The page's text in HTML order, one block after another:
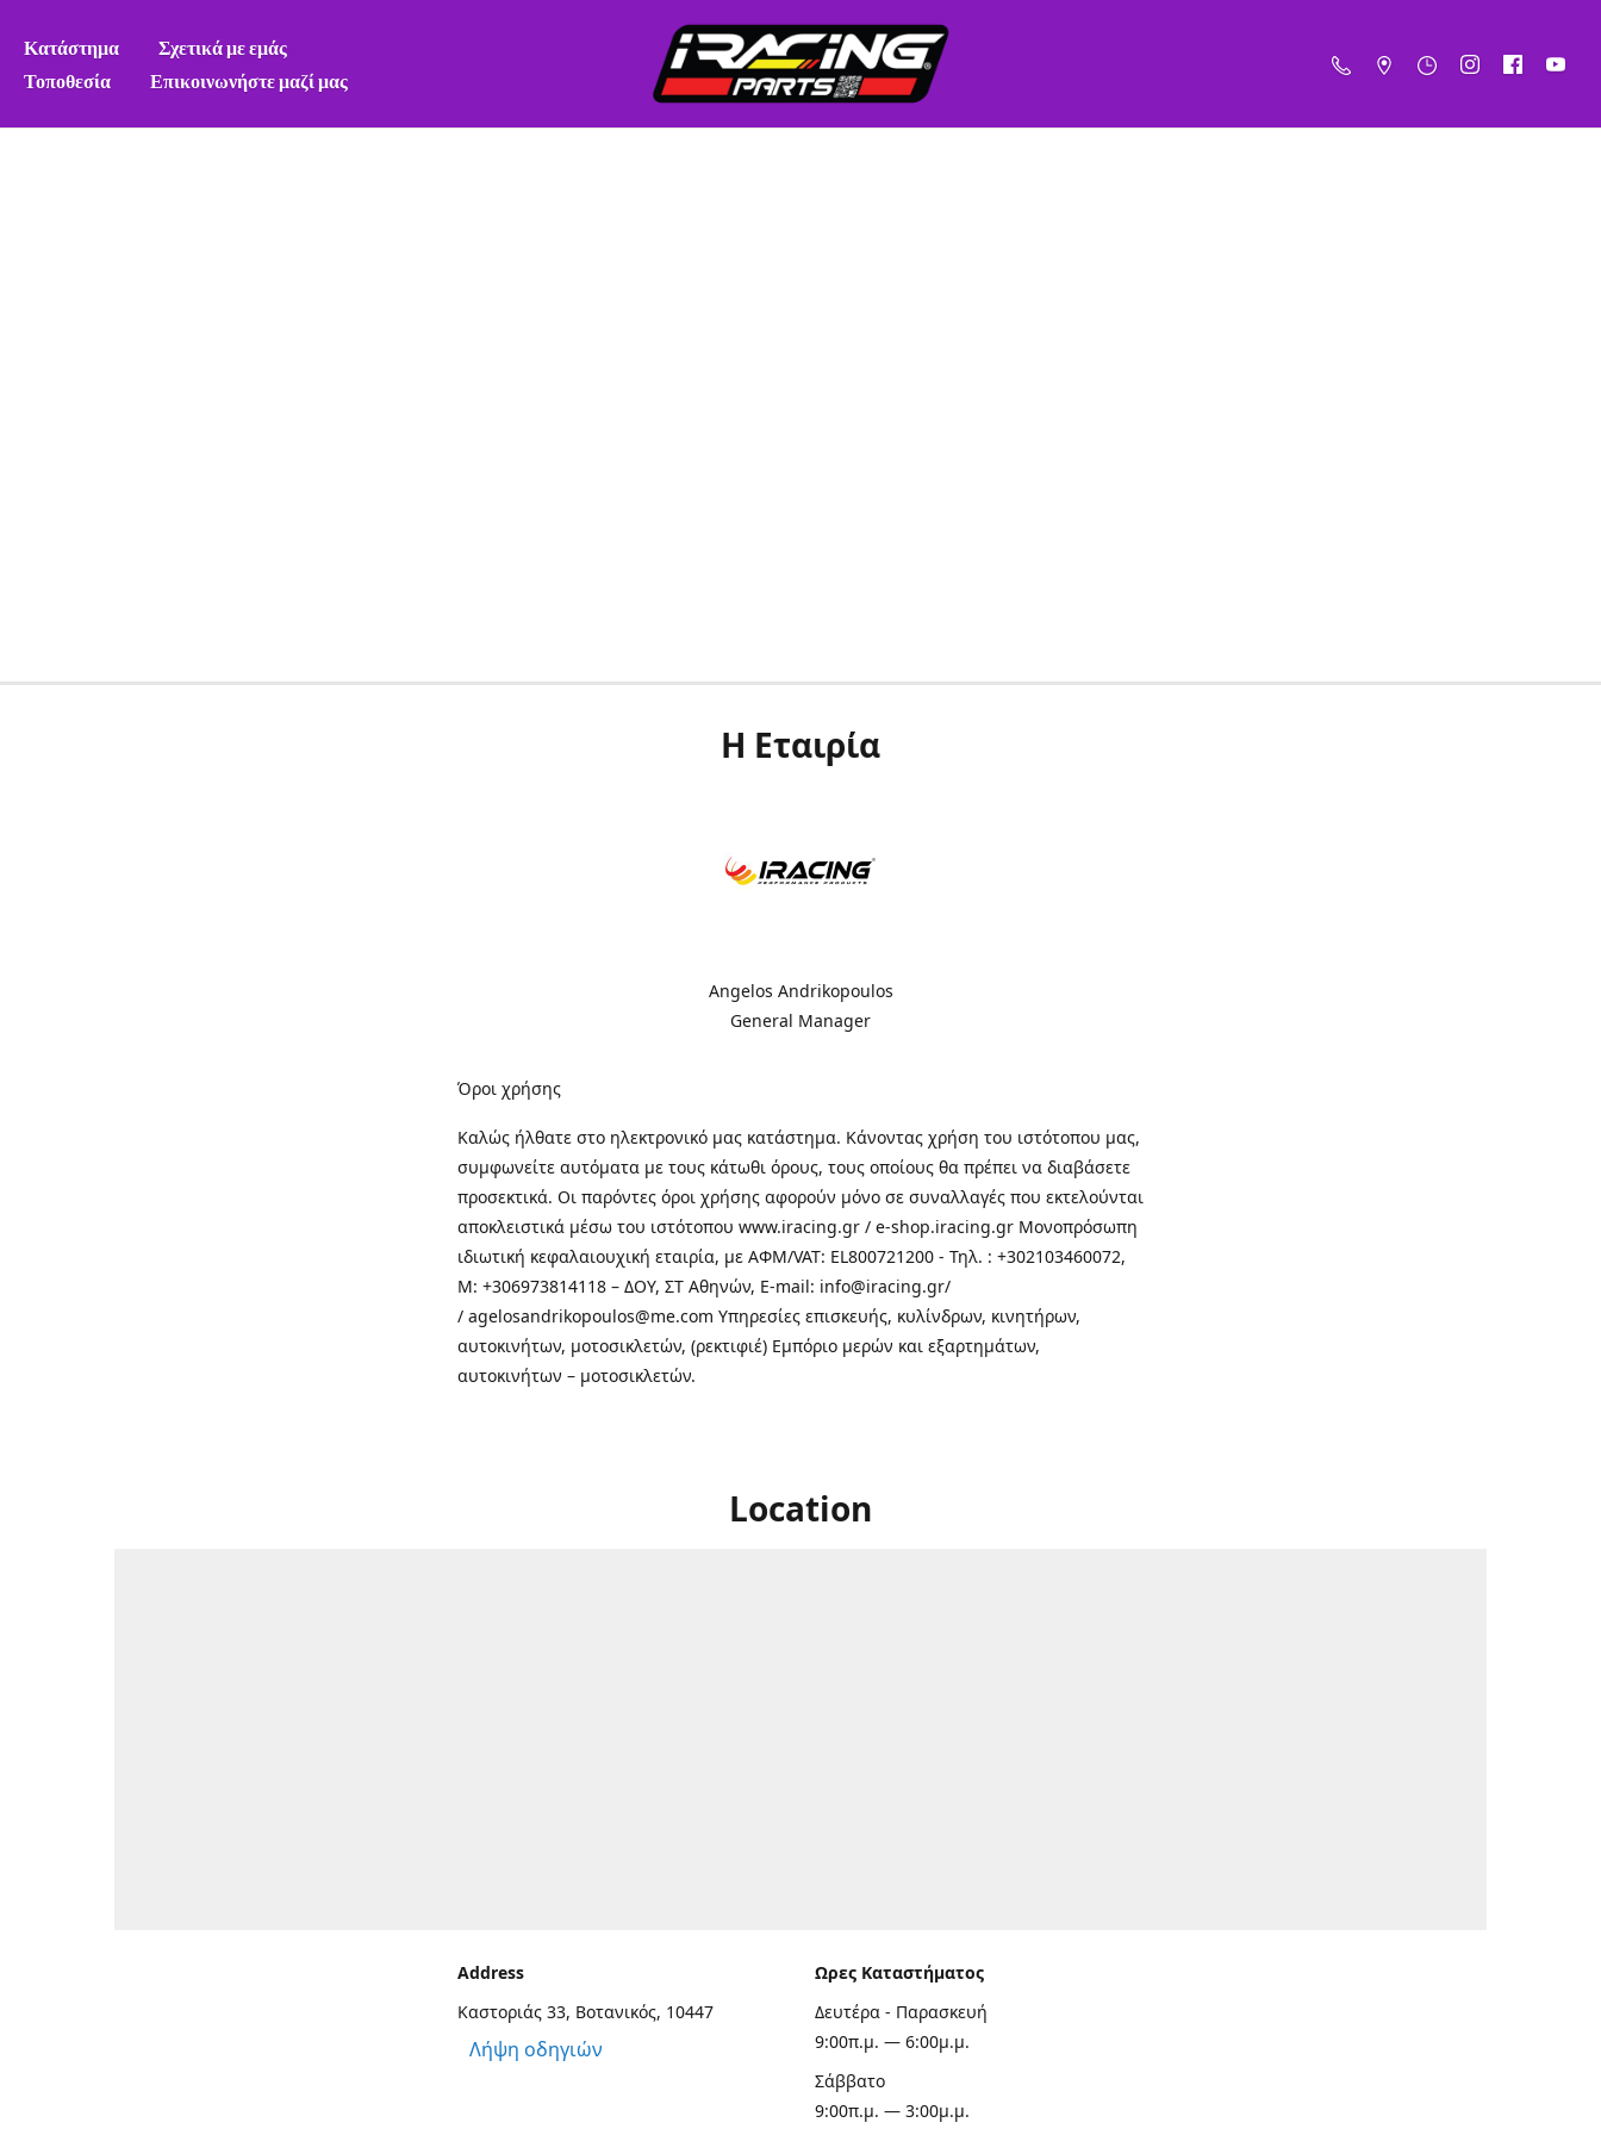
Κατάστημα
Σχετικά με εμάς
Τοποθεσία
Επικοινωνήστε μαζί μας
Η Εταιρία
Angelos Andrikopoulos
General Manager
Όροι χρήσης
Καλώς ήλθατε στo ηλεκτρονικό μας κατάστημα. Κάνοντας χρήση του ιστότοπου μας,
συμφωνείτε αυτόματα με τους κάτωθι όρους, τους οποίους θα πρέπει να διαβάσετε
προσεκτικά. Οι παρόντες όροι χρήσης αφορούν μόνο σε συναλλαγές που εκτελούνται
αποκλειστικά μέσω του ιστότοπου www.iracing.gr / e-shop.iracing.gr Μονοπρόσωπη
ιδιωτική κεφαλαιουχική εταιρία, με ΑΦΜ/VAT: EL800721200 - Τηλ. : +302103460072,
M: +306973814118 – ΔΟΥ, ΣΤ Αθηνών, E-mail: info@iracing.gr/
/ agelosandrikopoulos@me.com Υπηρεσίες επισκευής, κυλίνδρων, κινητήρων,
αυτοκινήτων, μοτοσικλετών, (ρεκτιφιέ) Εμπόριο μερών και εξαρτημάτων,
αυτοκινήτων – μοτοσικλετών.
Location
Address
Καστοριάς 33, Βοτανικός, 10447
Λήψη οδηγιών
Ωρες Καταστήματος
Δευτέρα - Παρασκευή
9:00π.μ. — 6:00μ.μ.
Σάββατο
9:00π.μ. — 3:00μ.μ.